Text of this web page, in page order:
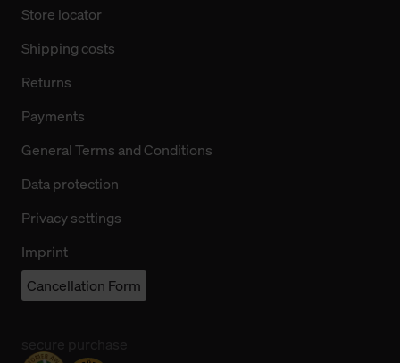
Store locator
Shipping costs
Returns
Payments
General Terms and Conditions
Data protection
Privacy settings
Imprint
Cancellation Form